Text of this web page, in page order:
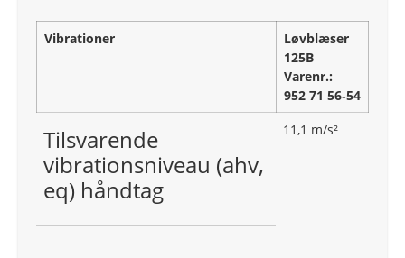
Vibrationer
Løvblæser
125B
Varenr.:
952 71 56‑54
Tilsvarende
vibrationsniveau (ahv,
eq) håndtag
11,1 m/s²